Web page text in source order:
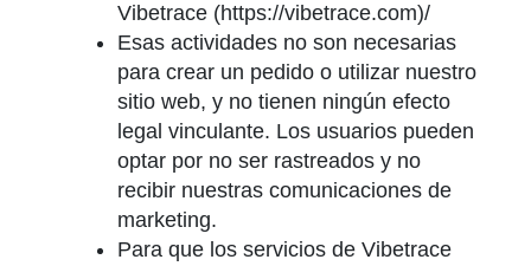
Vibetrace (https://vibetrace.com)/
Esas actividades no son necesarias
para crear un pedido o utilizar nuestro
sitio web, y no tienen ningún efecto
legal vinculante. Los usuarios pueden
optar por no ser rastreados y no
recibir nuestras comunicaciones de
marketing.
Para que los servicios de Vibetrace